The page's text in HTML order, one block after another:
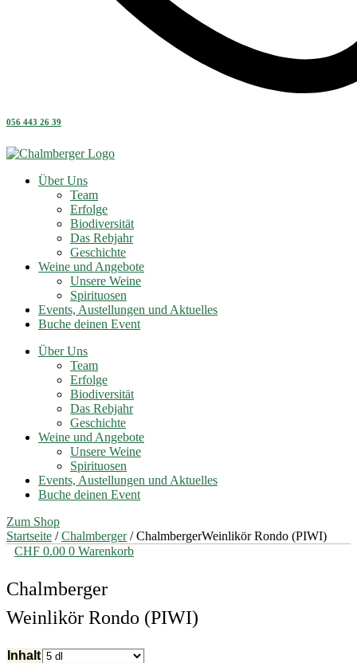
056 443 26 39
Über Uns
Team
Erfolge
Biodiversität
Das Rebjahr
Geschichte
Weine und Angebote
Unsere Weine
Spirituosen
Events, Austellungen und Aktuelles
Buche deinen Event
Über Uns
Team
Erfolge
Biodiversität
Das Rebjahr
Geschichte
Weine und Angebote
Unsere Weine
Spirituosen
Events, Austellungen und Aktuelles
Buche deinen Event
Zum Shop
Startseite /Chalmberger/ ChalmbergerWeinlikör Rondo (PIWI)
CHF 0.00 0 Warenkorb
Chalmberger
Weinlikör Rondo (PIWI)
Inhalt